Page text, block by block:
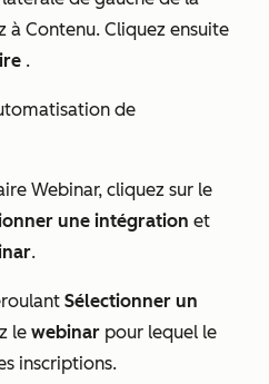
à Contenu. Cliquez ensuite
.
de
Webinar, cliquez sur le
une intégration et
.
Sélectionner un
le webinar pour lequel le
inscriptions.